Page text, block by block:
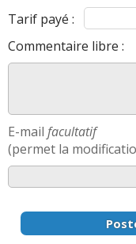
Tarif payé :
Commentaire libre :
E-mail facultatif
(permet la